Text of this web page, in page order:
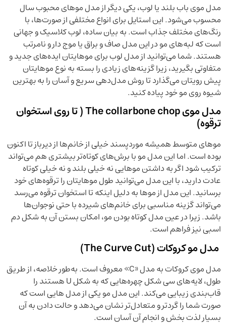
مدل موی باب بلند یا لوب، یکی دیگر از مدل موهای محبوب سال
محسوب می‌شود. این استایل برای انواع مختلفی از صورت‌ها، با
رنگ‌های مختلف جذاب است. به بیان ساده، لوب کلاسیک و جهانی
است که لبه‌های مو در این مدل صاف و براق یا موج دار و نامرتب
هستند. شما می‌توانید از مدل لوب برای موهایتان ایده‌های جدید و
متفاوتی بگیرید، زیرا گزینه‌های زیادی را بسته به نوع موهایتان
پیش رویتان می‌گذارد تا روش مدل‌دهی سریع و آسان را به بهترین
شیوه روی مو خود پیاده کنید.
مدل موی The collarbone chop ( تا روی استخوان
ترقوه)
موهای متوسط ​​همیشه موردپسند خیلی از خانم‌ها از دیرباز تا اکنون
بوده است. اما این مدل مو با برش‌های کوتاه‌تر بیشتری هم می‌‌تواند
ترکیب شود اگر به داشتن موهایی نه خیلی بلند و نه خیلی کوتاه
عادت دارید، با این مدل می‌توانید طول موهایتان را ترقوه‌های خود
برسانید. این مدل از موها به دلیل اینکه تا استخوان ترقوه می‌رسد
می‌تواند گزینه مناسبی برای خانم‌های شیرده با حتی نوجوان‌ها
باشد. زیرا در عین مدل کوتاه بودن مو، امکان بستن آن به شکل دم
اسبی نیز فراهم است.
مدل مو کروکات (The Curve Cut)
مدل موی کروکات به مدل «C» معروف است. به‌طور خلاصه، از طریق
طول، لایه‌های سی شکل چهره‌هایی که به شکل U هستند را
قاب‌بندی زیبایی می‌کند. این مدل مو یکی از مدل هایی است که
صورت شما را گردتر و متعادل‌تر نشان می‌دهد و حالت دادن به آن
بسیار لذت بخش و انجام آن آسان است.